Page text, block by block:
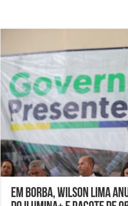
Em Borba, Wilson Lima